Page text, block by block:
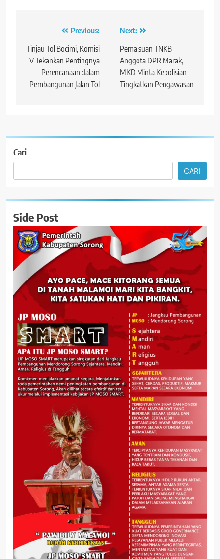
Navigasi
pos
Previous:
Tinjau Tol Bocimi, Komisi
V Tekankan Pentingnya
Perencanaan dalam
Pembangunan Jalan Tol
Next:
Pemalsuan TNKB
Anggota DPR Marak,
MKD Minta Kepolisian
Tingkatkan Pengawasan
Cari
CARI
Side Post